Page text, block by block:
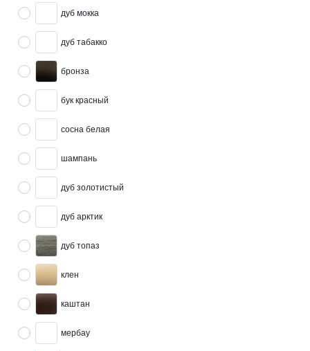
дуб мокка
дуб табакко
бронза
бук красный
сосна белая
шампань
дуб золотистый
дуб арктик
дуб топаз
клен
каштан
мербау